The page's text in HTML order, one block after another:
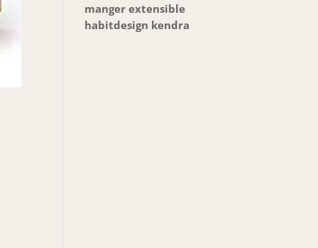
manger extensible
habitdesign kendra